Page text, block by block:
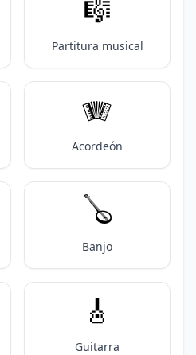
🎼
Partitura musical
🪗
Acordeón
🪕
Banjo
🎸
Guitarra